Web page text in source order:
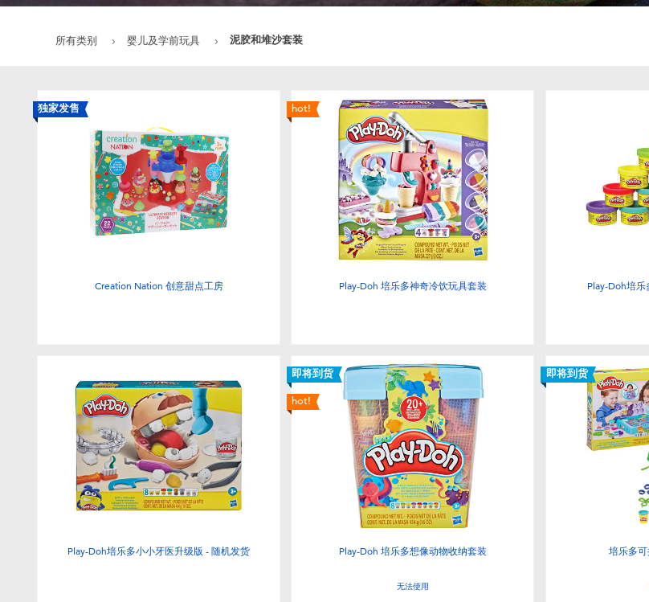
所有类别 婴儿及学前玩具 泥胶和堆沙套装
独家发售
Creation Nation 创意甜点工房
hot!
Play-Doh 培乐多神奇冷饮玩具套装 Play-Doh培
Play-Doh培乐多小小牙医升级版 - 随机发货
即将到货
hot!
Play-Doh 培乐多想像动物收纳套装
无法使用
即将到货
培乐多